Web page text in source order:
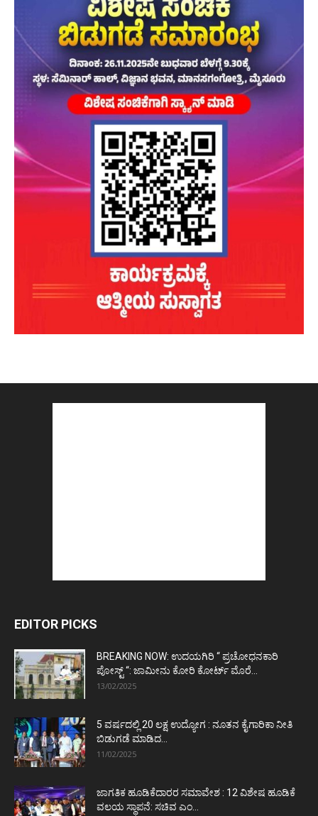
EDITOR PICKS
BREAKING NOW: ಉದಯಗಿರಿ “ ಪ್ರಚೋಧನಕಾರಿ
ಪೋಸ್ಟ್‌ “: ಜಾಮೀನು ಕೋರಿ ಕೋರ್ಟ್‌ ಮೊರೆ...
13/02/2025
5 ವರ್ಷದಲ್ಲಿ 20 ಲಕ್ಷ ಉದ್ಯೋಗ : ನೂತನ ಕೈಗಾರಿಕಾ ನೀತಿ
ಬಿಡುಗಡೆ ಮಾಡಿದ...
11/02/2025
ಜಾಗತಿಕ ಹೂಡಿಕೆದಾರರ ಸಮಾವೇಶ : 12 ವಿಶೇಷ ಹೂಡಿಕೆ
ವಲಯ ಸ್ಥಾಪನೆ: ಸಚಿವ ಎಂ...